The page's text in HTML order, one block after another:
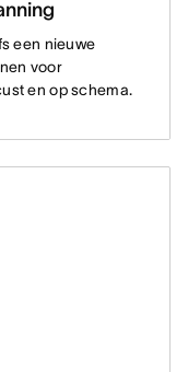
een nieuwe
voor
en op schema.